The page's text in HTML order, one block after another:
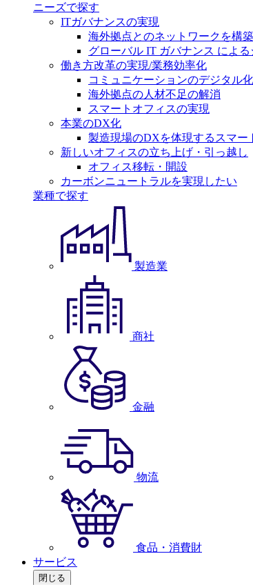
ニーズで探す
ITガバナンスの実現
海外拠点とのネットワークを構
グローバル IT ガバナンス によ
働き方改革の実現/業務効率化
コミュニケーションのデジタル化
海外拠点の人材不足の解消
スマートオフィスの実現
本業のDX化
製造現場のDXを体現するスマー
新しいオフィスの立ち上げ・引っ越し
オフィス移転・開設
カーボンニュートラルを実現したい
業種で探す
製造業
商社
金融
物流
食品・消費財
サービス
閉じる